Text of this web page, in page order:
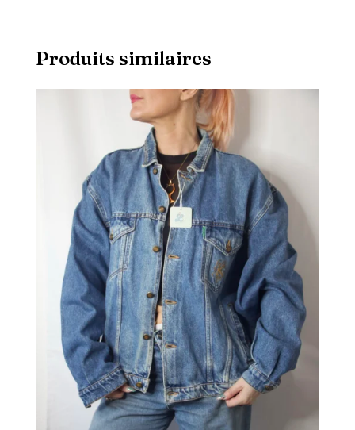
Produits similaires